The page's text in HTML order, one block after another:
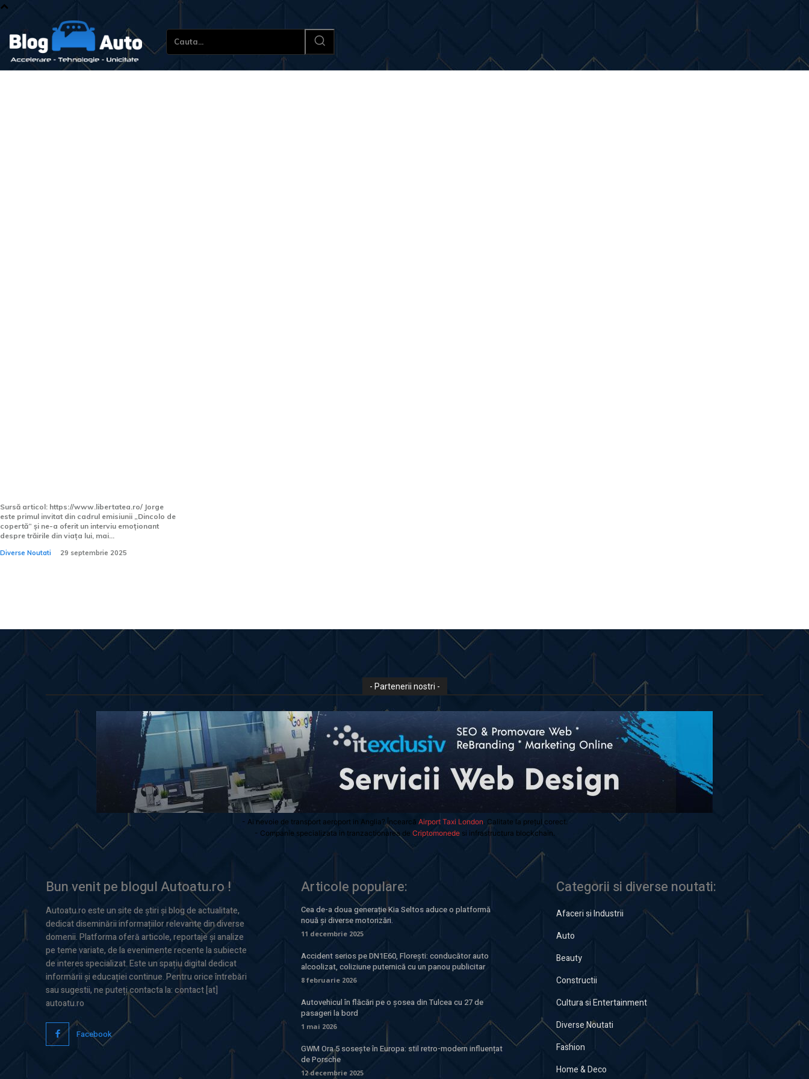
Cauta...
Sursă articol: https://www.libertatea.ro/ Jorge
este primul invitat din cadrul emisiunii „Dincolo de
copertă” și ne-a oferit un interviu emoționant
despre trăirile din viața lui, mai...
Diverse Noutati 29 septembrie 2025
- Partenerii nostri -
- Ai nevoie de transport aeroport in Anglia? Încearcă Airport Taxi London. Calitate la prețul corect.
- Companie specializata in tranzactionarea de Criptomonedesi infrastructura blockchain.
Bun venit pe blogul Autoatu.ro !
Autoatu.ro este un site de știri și blog de actualitate,
dedicat diseminării informațiilor relevante din diverse
domenii. Platforma oferă articole, reportaje și analize
pe teme variate, de la evenimente recente la subiecte
de interes specializat. Este un spațiu digital dedicat
informării și educației continue. Pentru orice întrebări
sau sugestii, ne puteți contacta la: contact [at]
autoatu.ro
Facebook
Articole populare:
Cea de-a doua generație Kia Seltos aduce o platformă
nouă și diverse motorizări.
11 decembrie 2025
Accident serios pe DN1E60, Florești: conducător auto
alcoolizat, coliziune puternică cu un panou publicitar
8 februarie 2026
Autovehicul în flăcări pe o șosea din Tulcea cu 27 de
pasageri la bord
1 mai 2026
GWM Ora 5 sosește în Europa: stil retro-modern influențat
de Porsche
12 decembrie 2025
Categorii si diverse noutati:
Afaceri si Industrii
Auto
Beauty
Constructii
Cultura si Entertainment
Diverse Noutati
Fashion
Home & Deco